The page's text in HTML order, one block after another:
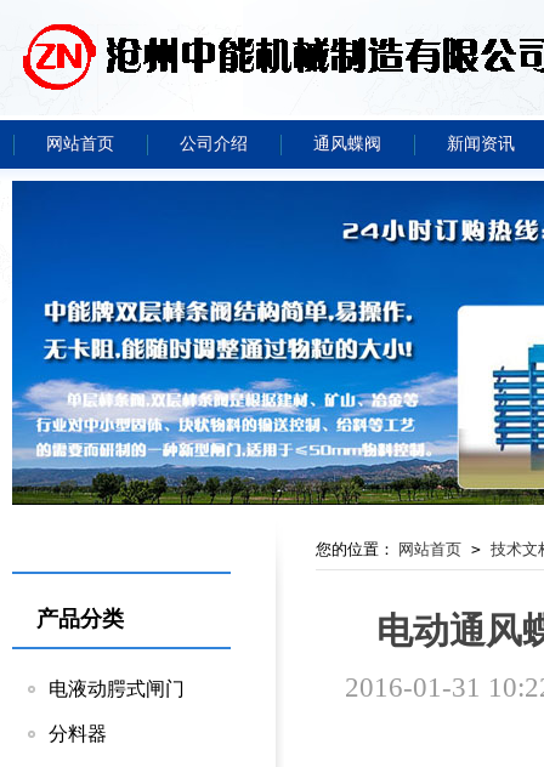
网站首页 公司介绍 通风蝶阀 新闻资讯
产品分类
电液动腭式闸门
分料器
您的位置： 网站首页 > 技术文
电动通风
2016-01-31